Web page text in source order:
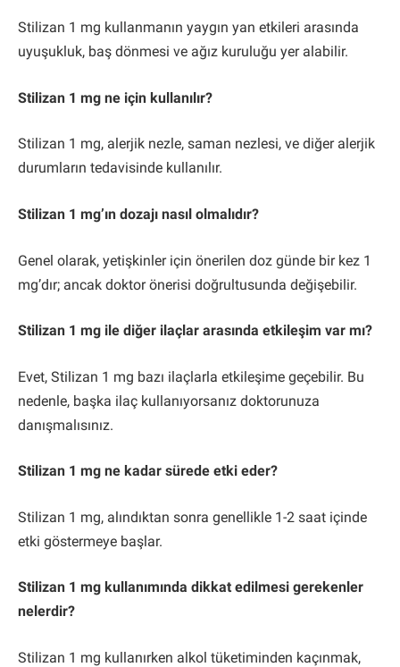
Stilizan 1 mg kullanmanın yaygın yan etkileri arasında
uyuşukluk, baş dönmesi ve ağız kuruluğu yer alabilir.
Stilizan 1 mg ne için kullanılır?
Stilizan 1 mg, alerjik nezle, saman nezlesi, ve diğer alerjik
durumların tedavisinde kullanılır.
Stilizan 1 mg’ın dozajı nasıl olmalıdır?
Genel olarak, yetişkinler için önerilen doz günde bir kez 1
mg’dır; ancak doktor önerisi doğrultusunda değişebilir.
Stilizan 1 mg ile diğer ilaçlar arasında etkileşim var mı?
Evet, Stilizan 1 mg bazı ilaçlarla etkileşime geçebilir. Bu
nedenle, başka ilaç kullanıyorsanız doktorunuza
danışmalısınız.
Stilizan 1 mg ne kadar sürede etki eder?
Stilizan 1 mg, alındıktan sonra genellikle 1-2 saat içinde
etki göstermeye başlar.
Stilizan 1 mg kullanımında dikkat edilmesi gerekenler
nelerdir?
Stilizan 1 mg kullanırken alkol tüketiminden kaçınmak,